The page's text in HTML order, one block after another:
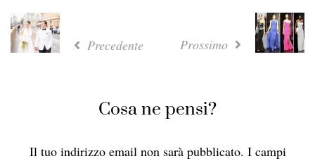
Precedente Prossimo
Cosa ne pensi?
Il tuo indirizzo email non sarà pubblicato. I campi